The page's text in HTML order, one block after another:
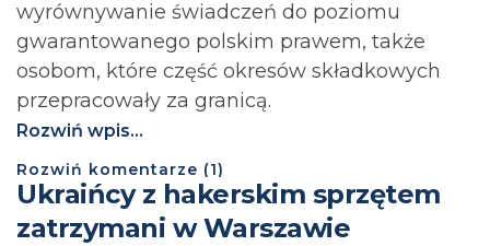
wyrównywanie świadczeń do poziomu
gwarantowanego polskim prawem, także
osobom, które część okresów składkowych
przepracowały za granicą.
Rozwiń wpis...
Rozwiń komentarze (1)
Ukraińcy z hakerskim sprzętem
zatrzymani w Warszawie